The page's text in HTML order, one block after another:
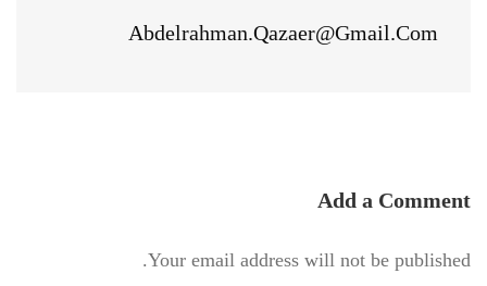
Abdelrahman.qazaer@gmail.com
Add a Comment
Your email address will not be published.